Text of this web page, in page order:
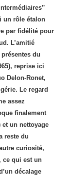
un rôle étalon
par fidélité pour
L’amitié
du
reprise ici
Delon-Ronet,
Le regard
assez
finalement
un nettoyage
reste du
curiosité,
ce qui est un
décalage